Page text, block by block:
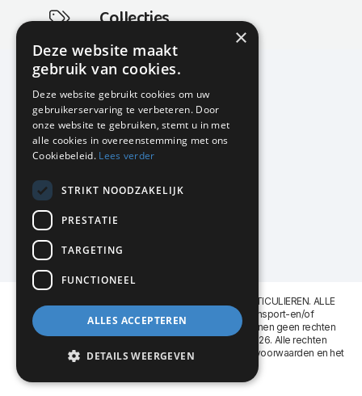
Collecties
Actuele en populaire collecties
KMP Kantoormeubilair
Airport Business Park
Frankfurtstraat 29-31
1175 RH Lijnden
020-617 01 26
info@kmpkantoormeubilair.nl
Facebook
Instagram
KMP Kantoormeubilair levert aan BEDRIJVEN en PARTICULIEREN. ALLE
GENOEMDE PRIJZEN ZIJN EXCL. 21% B.T.W. Transport-en/of
Montagekosten op aanvraag. Aan deze website kunnen geen rechten
worden ontleend. KMP Kantoormeubilair VOF © 2026. Alle rechten
voorbehouden. Lees voor gebruik graag de
leveringsvoorwaarden en het
×
Deze website maakt
gebruik van cookies.
Deze website gebruikt cookies om uw
gebruikerservaring te verbeteren. Door
onze website te gebruiken, stemt u in met
alle cookies in overeenstemming met ons
Cookiebeleid. Lees verder
STRIKT NOODZAKELIJK
PRESTATIE
TARGETING
FUNCTIONEEL
ALLES ACCEPTEREN
DETAILS WEERGEVEN